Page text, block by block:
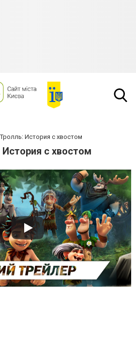
Тролль: История с хвостом
с хвостом